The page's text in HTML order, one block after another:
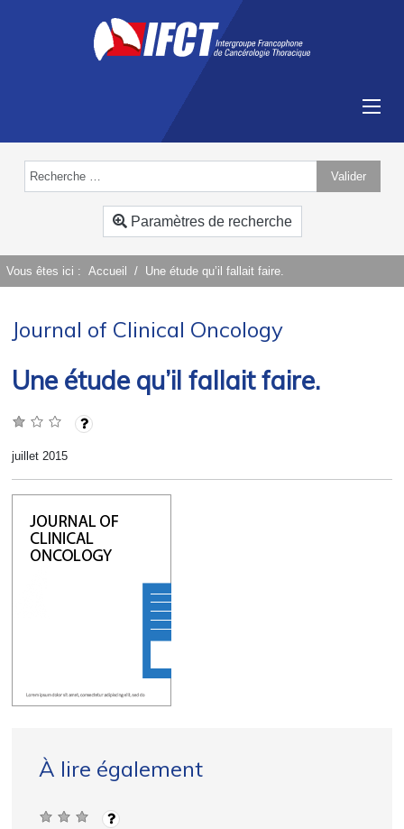
Valider
Paramètres de recherche
Vous êtes ici : Accueil Une étude qu’il fallait faire.
Journal of Clinical Oncology
Une étude qu’il fallait faire.
juillet 2015
À lire également